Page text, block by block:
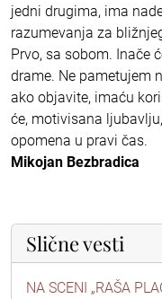
jedni drugima, ima
razumevanja za
Prvo, sa sobom. Inače
drame. Ne pametujem
ako objavite, imaću
će, motivisana
opomena u pravi čas.
Mikojan Bezbradica
Slične vesti
NA SCENI „RAŠA